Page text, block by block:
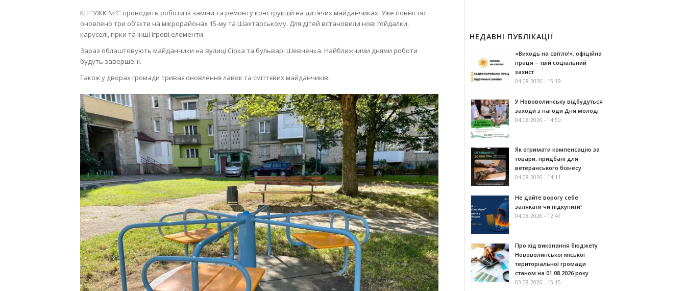
КП “УЖК №1” проводить роботи із заміни та ремонту конструкцій на дитячих майданчиках. Уже повністю
оновлено три об’єкти на мікрорайонах 15-му та Шахтарському. Для дітей встановили нові гойдалки,
каруселі, гірки та інші ігрові елементи.
Зараз облаштовують майданчики на вулиці Сірка та бульварі Шевченка. Найближчими днями роботи
будуть завершені.
Також у дворах громади триває оновлення лавок та сміттєвих майданчиків.
НЕДАВНІ ПУБЛІКАЦІЇ
«Виходь на світло!»: офіційна
праця – твій соціальний
захист
04.08.2026 - 15:19
У Нововолинську відбудуться
заходи з нагоди Дня молоді
04.08.2026 - 14:50
Як отримати компенсацію за
товари, придбані для
ветеранського бізнесу
04.08.2026 - 14:11
Не дайте ворогу себе
залякати чи підкупити!
04.08.2026 - 12:47
Про хід виконання бюджету
Нововолинської міської
територіальної громади
станом на 01.08.2026 року
03.08.2026 - 15:15